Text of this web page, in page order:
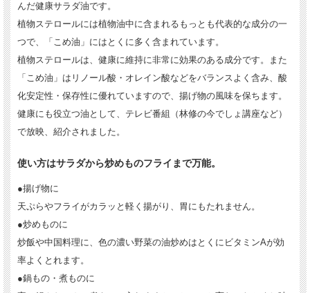
んだ健康サラダ油です。
植物ステロールには植物油中に含まれるもっとも代表的な成分の一
つで、「こめ油」にはとくに多く含まれています。
植物ステロールは、健康に維持に非常に効果のある成分です。また
「こめ油」はリノール酸・オレイン酸などをバランスよく含み、酸
化安定性・保存性に優れていますので、揚げ物の風味を保ちます。
健康にも役立つ油として、テレビ番組（林修の今でしょ講座など）
で放映、紹介されました。
使い方はサラダから炒めものフライまで万能。
●揚げ物に
天ぷらやフライがカラッと軽く揚がり、胃にもたれません。
●炒めものに
炒飯や中国料理に、色の濃い野菜の油炒めはとくにビタミンAが効
率よくとれます。
●鍋もの・煮ものに